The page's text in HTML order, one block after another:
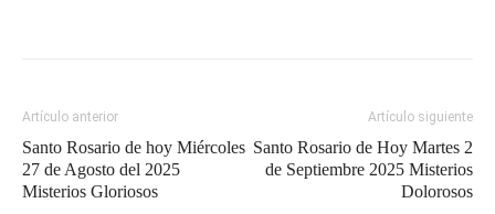
Artículo anterior
Santo Rosario de hoy Miércoles
27 de Agosto del 2025
Misterios Gloriosos
Artículo siguiente
Santo Rosario de Hoy Martes 2
de Septiembre 2025 Misterios
Dolorosos